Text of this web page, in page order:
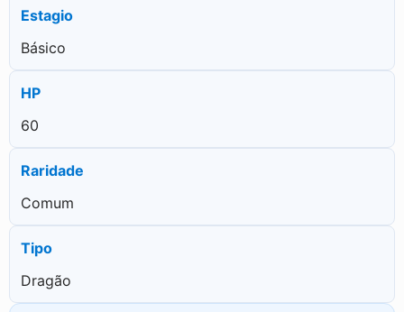
Estagio
Básico
HP
60
Raridade
Comum
Tipo
Dragão